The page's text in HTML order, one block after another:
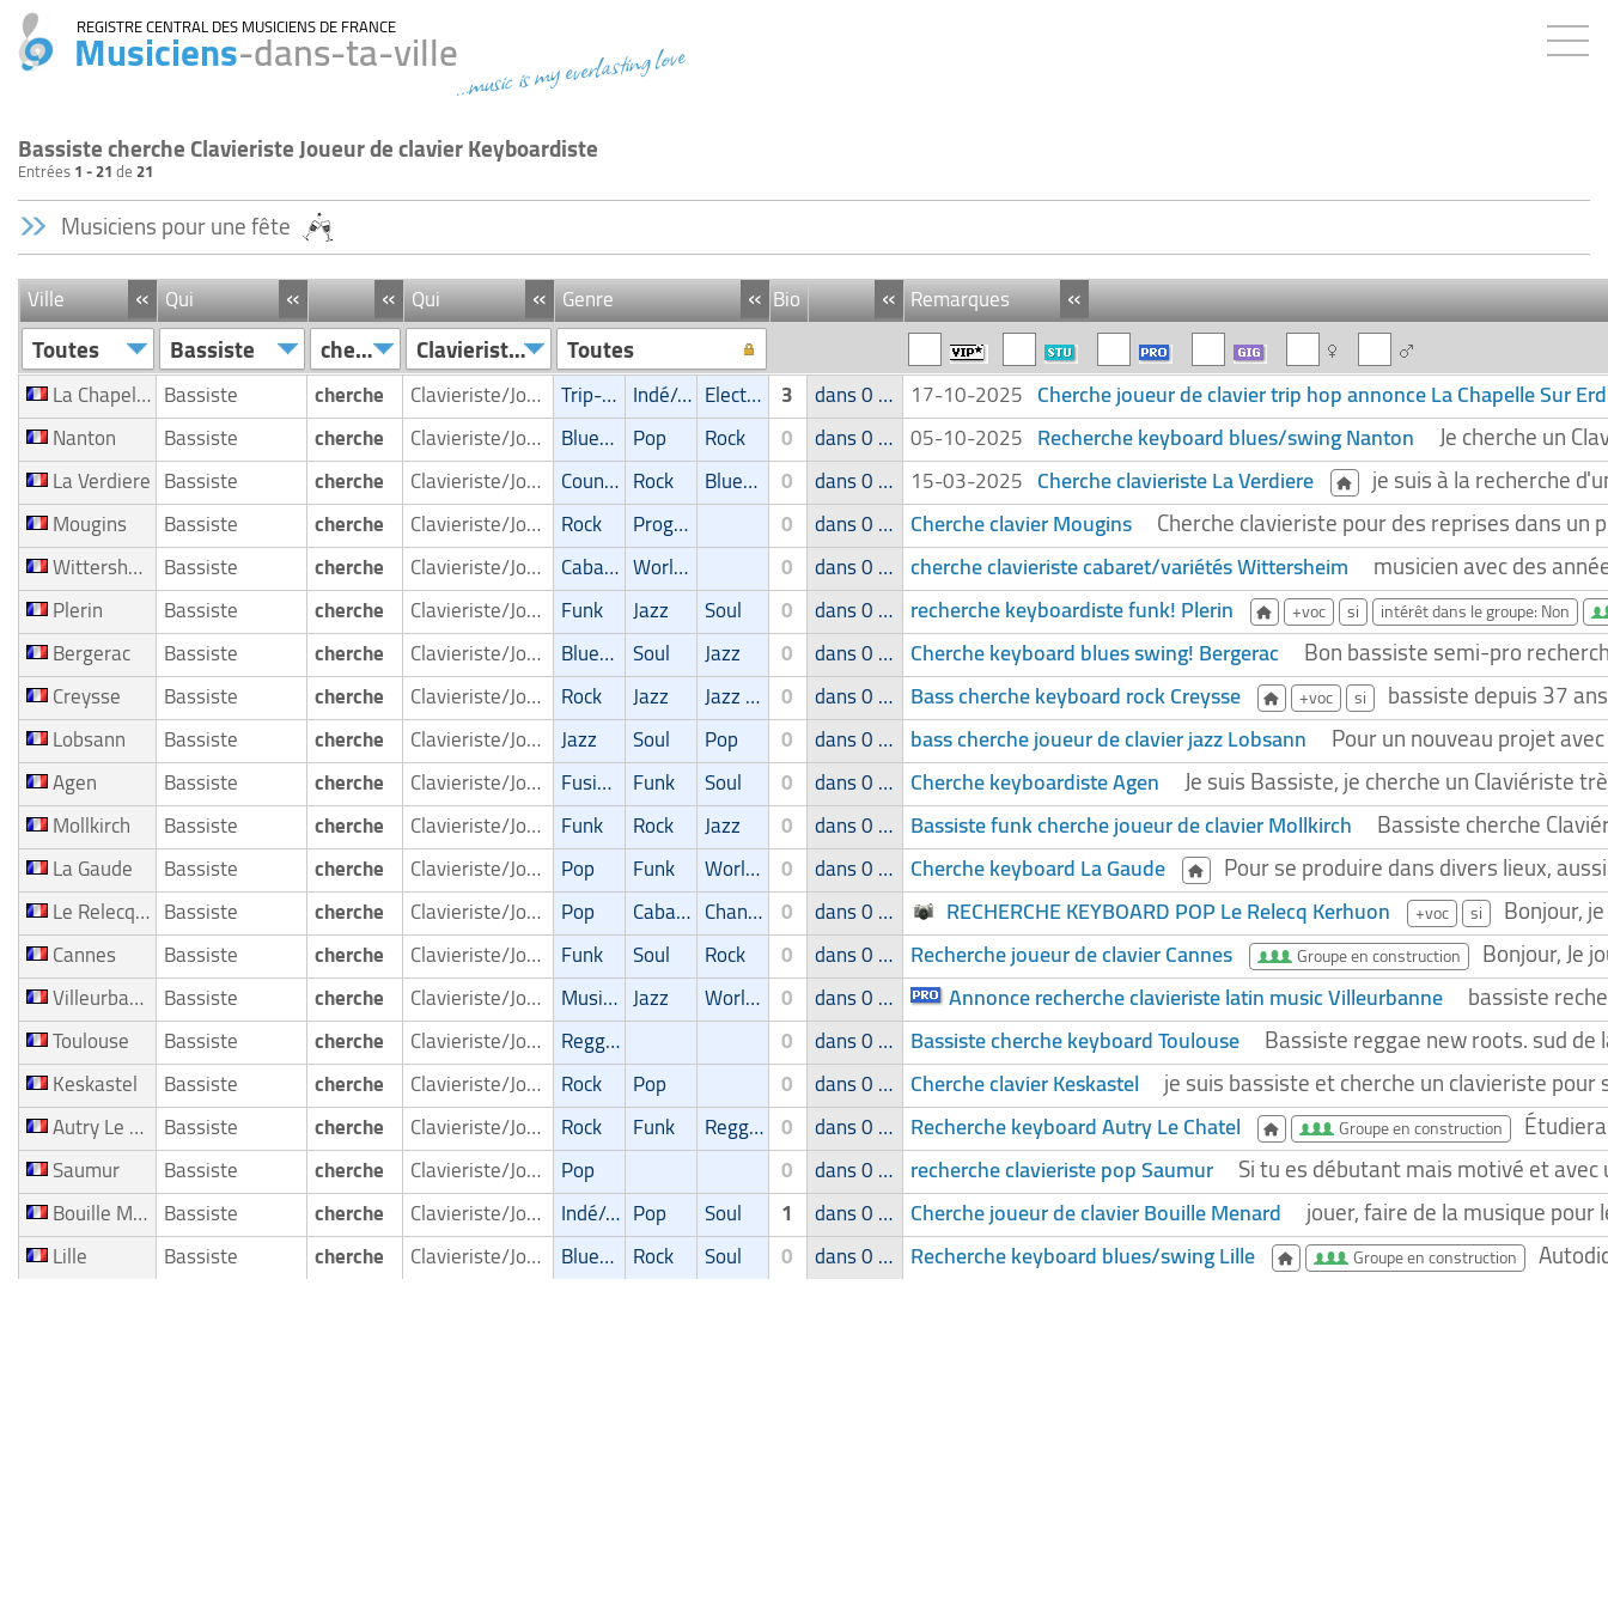
REGISTRE CENTRAL DES MUSICIENS DE FRANCE
Musiciens-dans-ta-ville...music is my everlasting love
Bassiste cherche Clavieriste Joueur de clavier Keyboardiste
Entrées1 - 21de21
Musiciens pour une fête
Ville « Qui « « Qui « Genre « Bio « «
Remarques
Toutes Bassiste cherche Clavieriste/Joueur de clavier/Keyboardiste Toutes
La Chapelle Sur Erdre Bassiste cherche Clavieriste/Joueur de clavier/Keyboardiste Trip-Hop Indé/Alternatif Electro 3 dans 0 groupe 17-10-2025 Cherche joueur de clavier trip hop annonce La Chapelle Sur
Nanton Bassiste cherche Clavieriste/Joueur de clavier/Keyboardiste Blues/Swing Pop Rock 0 dans 0 groupe 05-10-2025 Recherche keyboard blues/swing Nanton Je cherche un
La Verdiere Bassiste cherche Clavieriste/Joueur de clavier/Keyboardiste Country/Bluegrass Rock Blues/Swing 0 dans 0 groupe 15-03-2025 Cherche clavieriste La Verdiere je suis à la recherche
Mougins Bassiste cherche Clavieriste/Joueur de clavier/Keyboardiste Rock Progressive 0 dans 0 groupe Cherche clavier Mougins Cherche clavieriste pour des reprises dans
Wittersheim Bassiste cherche Clavieriste/Joueur de clavier/Keyboardiste Cabaret/Variétés World Music 0 dans 0 groupe cherche clavieriste cabaret/variétés Wittersheim musicien avec des
Plerin Bassiste cherche Clavieriste/Joueur de clavier/Keyboardiste Funk Jazz Soul 0 dans 0 groupe recherche keyboardiste funk! Plerin +voc si intérêt dans le groupe: Non
Bergerac Bassiste cherche Clavieriste/Joueur de clavier/Keyboardiste Blues/Swing Soul Jazz 0 dans 0 groupe Cherche keyboard blues swing! Bergerac Bon bassiste semi-pro
Creysse Bassiste cherche Clavieriste/Joueur de clavier/Keyboardiste Rock Jazz Jazz Manouche 0 dans 0 groupe Bass cherche keyboard rock Creysse +voc si bassiste depuis 37
Lobsann Bassiste cherche Clavieriste/Joueur de clavier/Keyboardiste Jazz Soul Pop 0 dans 0 groupe bass cherche joueur de clavier jazz Lobsann Pour un nouveau projet
Agen Bassiste cherche Clavieriste/Joueur de clavier/Keyboardiste Fusion Funk Soul 0 dans 0 groupe Cherche keyboardiste Agen Je suis Bassiste, je cherche un Claviériste
Mollkirch Bassiste cherche Clavieriste/Joueur de clavier/Keyboardiste Funk Rock Jazz 0 dans 0 groupe Bassiste funk cherche joueur de clavier Mollkirch Bassiste cherche
La Gaude Bassiste cherche Clavieriste/Joueur de clavier/Keyboardiste Pop Funk World Music 0 dans 0 groupe Cherche keyboard La Gaude Pour se produire dans divers lieux,
Le Relecq Kerhuon Bassiste cherche Clavieriste/Joueur de clavier/Keyboardiste Pop Cabaret/Variétés Chanson 0 dans 0 groupe RECHERCHE KEYBOARD POP Le Relecq Kerhuon +voc si Bonjour,
Cannes Bassiste cherche Clavieriste/Joueur de clavier/Keyboardiste Funk Soul Rock 0 dans 0 groupe Recherche joueur de clavier Cannes Groupe en construction Bonjour, Je
Villeurbanne Bassiste cherche Clavieriste/Joueur de clavier/Keyboardiste Musique latine Jazz World Music 0 dans 0 groupe Annonce recherche clavieriste latin music Villeurbanne bassiste
Toulouse Bassiste cherche Clavieriste/Joueur de clavier/Keyboardiste Reggae/Ragga/Dub 0 dans 0 groupe Bassiste cherche keyboard Toulouse Bassiste reggae new roots. sud
Keskastel Bassiste cherche Clavieriste/Joueur de clavier/Keyboardiste Rock Pop 0 dans 0 groupe Cherche clavier Keskastel je suis bassiste et cherche un clavieriste
Autry Le Chatel Bassiste cherche Clavieriste/Joueur de clavier/Keyboardiste Rock Funk Reggae/Ragga/Dub 0 dans 0 groupe Recherche keyboard Autry Le Chatel Groupe en construction
Saumur Bassiste cherche Clavieriste/Joueur de clavier/Keyboardiste Pop 0 dans 0 groupe recherche clavieriste pop Saumur Si tu es débutant mais motivé et
Bouille Menard Bassiste cherche Clavieriste/Joueur de clavier/Keyboardiste Indé/Alternatif Pop Soul 1 dans 0 groupe Cherche joueur de clavier Bouille Menard jouer, faire de la musique pour
Lille Bassiste cherche Clavieriste/Joueur de clavier/Keyboardiste Blues/Swing Rock Soul 0 dans 0 groupe Recherche keyboard blues/swing Lille Groupe en construction